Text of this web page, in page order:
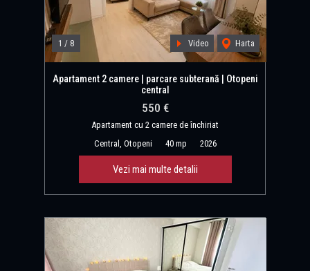
1 / 8 Video Harta
Apartament 2 camere | parcare subterană | Otopeni
central
550 €
Apartament cu 2 camere de închiriat
Central, Otopeni
40 mp 2026
Vezi mai multe detalii